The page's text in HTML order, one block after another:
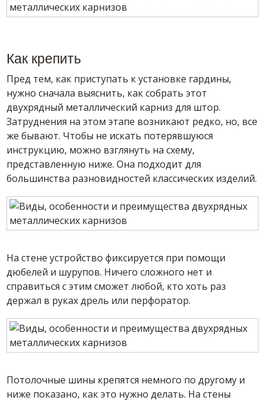
Как крепить
Пред тем, как приступать к установке гардины,
нужно сначала выяснить, как собрать этот
двухрядный металлический карниз для штор.
Затруднения на этом этапе возникают редко, но, все
же бывают. Чтобы не искать потерявшуюся
инструкцию, можно взглянуть на схему,
представленную ниже. Она подходит для
большинства разновидностей классических изделий.
На стене устройство фиксируется при помощи
дюбелей и шурупов. Ничего сложного нет и
справиться с этим сможет любой, кто хоть раз
держал в руках дрель или перфоратор.
Потолочные шины крепятся немного по другому и
ниже показано, как это нужно делать. На стены